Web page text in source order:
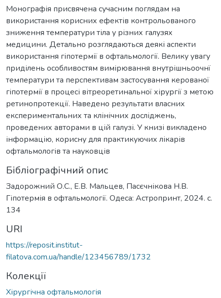
Монографія присвячена сучасним поглядам на
використання корисних ефектів контрольованого
зниження температури тіла у різних галузях
медицини. Детально розглядаються деякі аспекти
використання гіпотермії в офтальмології. Велику увагу
приділень особливостям вимірювання внутрішньоочнї
температури та перспективам застосування керованої
гіпотермії в процесі вітреоретинальної хірургії з метою
ретинопротекції. Наведено результати власних
експериментальних та клінічних досліджень,
проведених авторами в цій галузі. У книзі викладено
інформацію, корисну для практикуючих лікарів
офтальмологів та науковців
Бібліографічний опис
Задорожний О.С., Е.В. Мальцев, Пасєчнікова Н.В.
Гіпотермія в офтальмології. Одеса: Астропринт, 2024. с.
134
URI
https://reposit.institut-
filatova.com.ua/handle/123456789/1732
Колекції
Хірургічна офтальмологія